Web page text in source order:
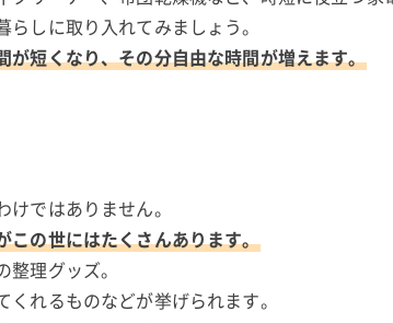
しに取り入れてみましょう。
短くなり、その分自由な時間が増えます。
ではありません。
この世にはたくさんあります。
理グッズ。
れるものなどが挙げられます。